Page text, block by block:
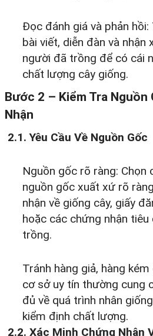
Đọc đánh giá và phản
bài viết, diễn đàn và nhận
người đã trồng để có cái
chất lượng cây giống.
Bước 2 – Kiểm Tra Nguồn
Nhận
2.1. Yêu Cầu Về Nguồn Gốc
Nguồn gốc rõ ràng: Chọn
nguồn gốc xuất xứ rõ
nhận về giống cây, giấy
hoặc các chứng nhận tiêu
trồng.
Tránh hàng giả, hàng
cơ sở uy tín thường cung
đủ về quá trình nhân
kiểm định chất lượng.
2.2. Xác Minh Chứng Nhận